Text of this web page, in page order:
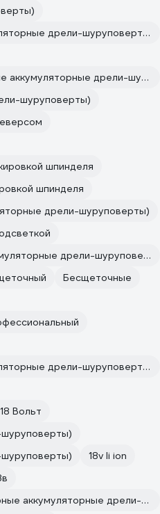
С 2 аккумуляторами (аккумуляторные дрели-шуруповерты)
Двухскоростные (безударные аккумуляторные дрели-шуруповерты)
шуруповерты)
шпинделя
шпинделя
дрели-шуруповерты)
С тормозом двигателя (аккумуляторные дрели-шуруповерты)
Бесщеточные
В кейсе (безударные аккумуляторные дрели-шуруповерты)
Вольт
18v li ion
Профессиональные (безударные аккумуляторные дрели-шуруповерты)